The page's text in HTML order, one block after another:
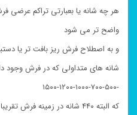
هر چه شانه یا بعبارتی تراکم عرضی
واضح تر می شود
و به اصطلاح فرش ریز بافت تر یا
-۵۰۰-۷۰۰-۱۰۰۰-۱۲۰۰-۱۵۰۰
که البته ۴۴۰ شانه در زمینه